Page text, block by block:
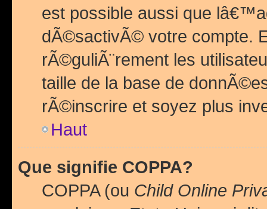
est possible aussi que
dÃ©sactivÃ© votre compte.
rÃ©guliÃ¨rement les
taille de la base de
rÃ©inscrire et soyez plus
Haut
Que signifie COPPA?
COPPA (ou Child Online